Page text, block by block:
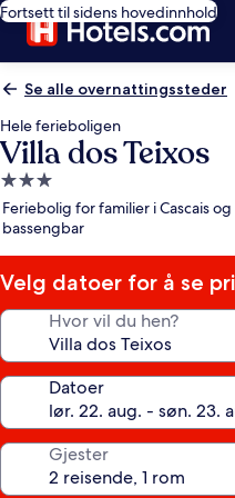
Fortsett til sidens hovedinnhold
Se alle overnattingssteder
Hele ferieboligen
Villa dos Teixos
Overnattingssted
med
3.0
stjerner
Feriebolig for familier i Cascais
bassengbar
Velg datoer for å se
Hvor vil du hen?
Datoer
Gjester